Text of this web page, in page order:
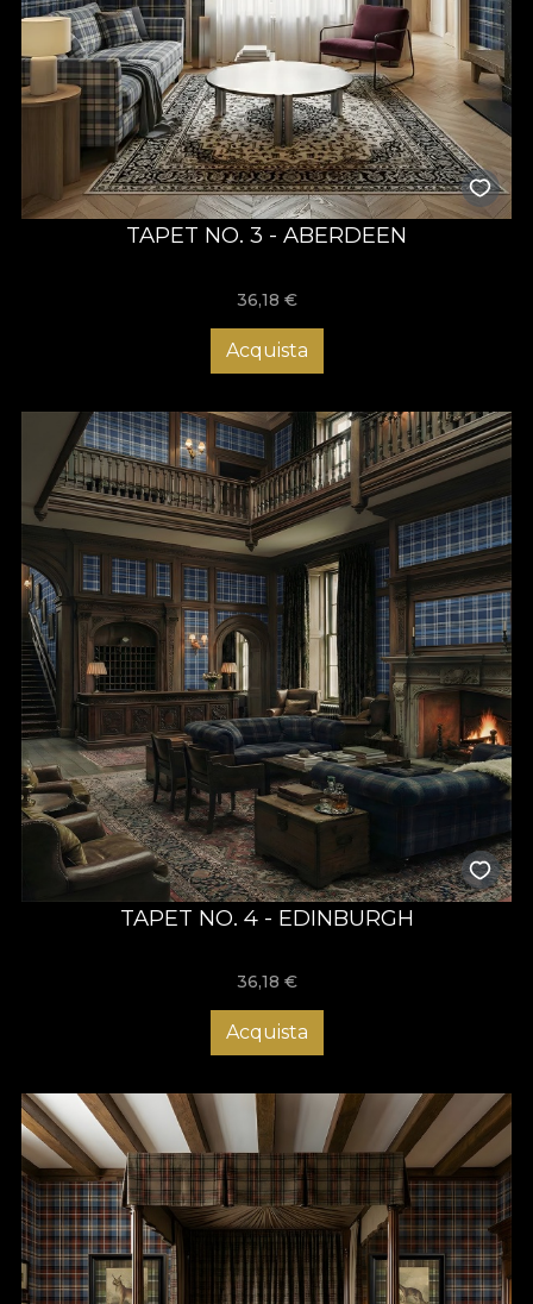
TAPET NO. 3 - ABERDEEN
36,18 €
Acquista
TAPET NO. 4 - EDINBURGH
36,18 €
Acquista